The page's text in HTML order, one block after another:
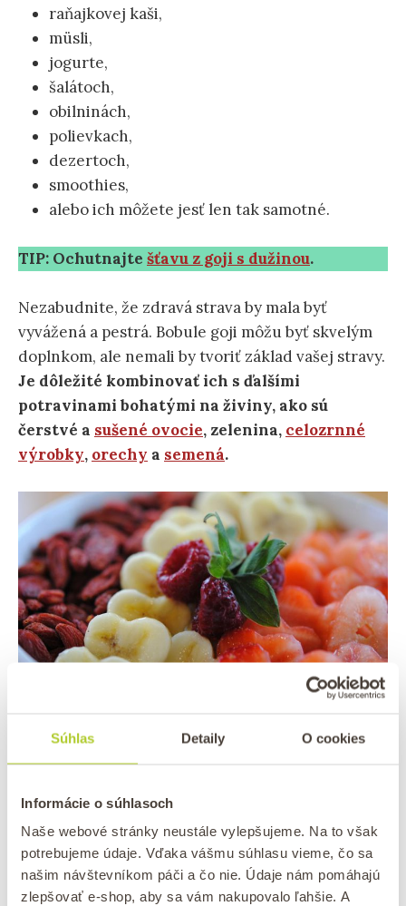
Súhlas Detaily O cookies
Informácie o súhlasoch
Naše webové stránky neustále vylepšujeme. Na to však
potrebujeme údaje. Vďaka vášmu súhlasu vieme, čo sa
našim návštevníkom páči a čo nie. Údaje nám pomáhajú
zlepšovať e-shop, aby sa vám nakupovalo ľahšie. A
raňajkovej kaši,
müsli,
jogurte,
šalátoch,
obilninách,
polievkach,
dezertoch,
smoothies,
alebo ich môžete jesť len tak samotné.
TIP: Ochutnajte šťavu z goji s dužinou.
Nezabudnite, že zdravá strava by mala byť
vyvážená a pestrá. Bobule goji môžu byť skvelým
doplnkom, ale nemali by tvoriť základ vašej stravy.
Je dôležité kombinovať ich s ďalšími
potravinami bohatými na živiny, ako sú
čerstvé a sušené ovocie, zelenina, celozrnné
výrobky, orechy a semená.
Dávkovanie kustovnice čínskej
človeka je 10 až 30 g
zodpovedá 1,5 až 2 šálkam čerstvých plodov goji
alebo ¼ šálky sušených plodov goji denne.
Mladšiedeti by mali konzumovať polovicu
tohto množstva. Vyššie množstvo plodov goji by